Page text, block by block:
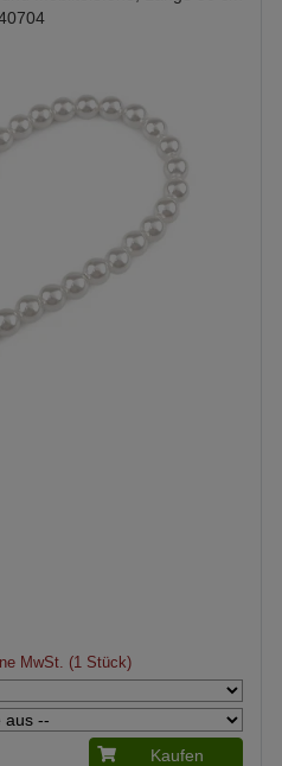
MwSt. (1 Stück)
Kaufen